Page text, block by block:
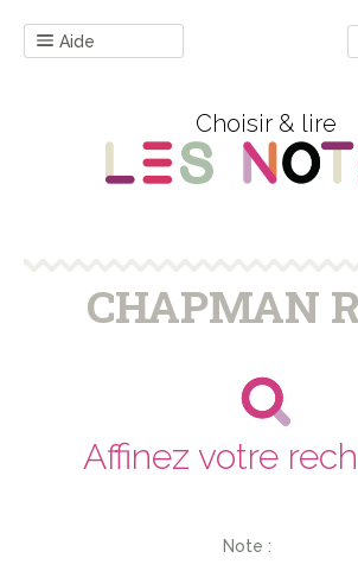
Aide
Choisir & lire
CHAPMAN
Affinez votre
Note :